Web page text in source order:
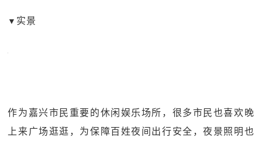
▼ 实景
作为嘉兴市民重要的休闲娱乐场所，很多市民也喜欢晚
上来广场逛逛，为保障百姓夜间出行安全，夜景照明也